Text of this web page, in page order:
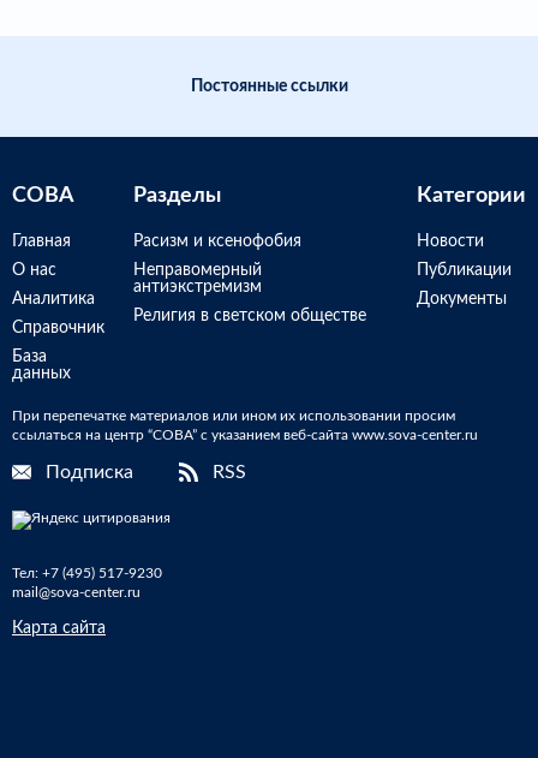
Постоянные ссылки
СОВА
Главная
О нас
Аналитика
Справочник
База
данных
Разделы
Расизм и ксенофобия
Неправомерный
антиэкстремизм
Религия в светском обществе
Категории
Новости
Публикации
Документы
При перепечатке материалов или ином их использовании просим
ссылаться на центр “СОВА” с указанием веб-сайта www.sova-center.ru
Подписка RSS
Тел: +7 (495) 517-9230
mail@sova-center.ru
Карта сайта